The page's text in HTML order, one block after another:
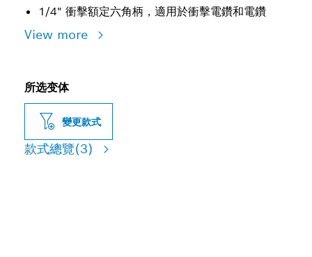
1/4" 衝擊額定六角柄，適用於衝擊電鑽和電鑽
View more
所选变体
變更款式
款式總覽(3)